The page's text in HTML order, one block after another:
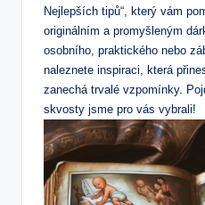
Nejlepších tipů“, který vám
originálním a promyšleným
osobního, praktického nebo
naleznete inspiraci, která
zanechá trvalé vzpomínky.
skvosty jsme pro vás vybrali!